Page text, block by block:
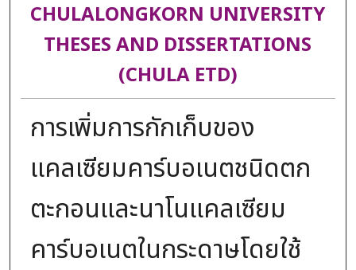
CHULALONGKORN UNIVERSITY
THESES AND DISSERTATIONS
(CHULA ETD)
การเพิ่มการกักเก็บของ
แคลเซียมคาร์บอเนตชนิดตก
ตะกอนและนาโนแคลเซียม
คาร์บอเนตในกระดาษโดยใช้